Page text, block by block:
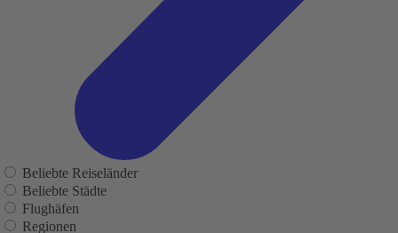
Beliebte Reiseländer
Beliebte Städte
Flughäfen
Regionen